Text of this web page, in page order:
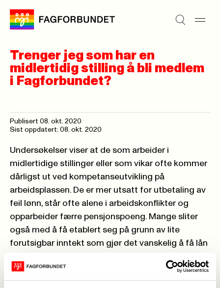
Trenger jeg som har en
midlertidig stilling å bli medlem
i Fagforbundet?
Publisert 08. okt. 2020
Sist oppdatert: 08. okt. 2020
Undersøkelser viser at de som arbeider i
midlertidige stillinger eller som vikar ofte kommer
dårligst ut ved kompetanseutvikling på
arbeidsplassen. De er mer utsatt for utbetaling av
feil lønn, står ofte alene i arbeidskonflikter og
opparbeider færre pensjonspoeng. Mange sliter
også med å få etablert seg på grunn av lite
forutsigbar inntekt som gjør det vanskelig å få lån
Som medlem i Fagforbundet står du ikke alene.